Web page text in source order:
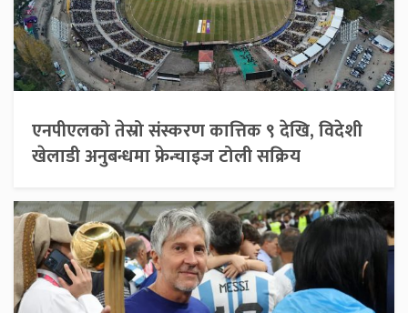
एनपीएलको तेस्रो संस्करण कात्तिक ९ देखि, विदेशी
खेलाडी अनुबन्धमा फ्रेन्चाइज टोली सक्रिय